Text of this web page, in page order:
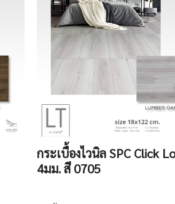
กระเบื้องไวนิล SPC Click
4มม. สี 0705